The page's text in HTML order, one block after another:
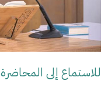
للاستماع إلى المحاضرة